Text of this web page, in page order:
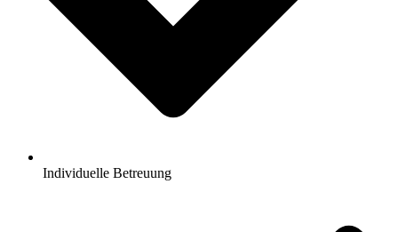
Individuelle Betreuung